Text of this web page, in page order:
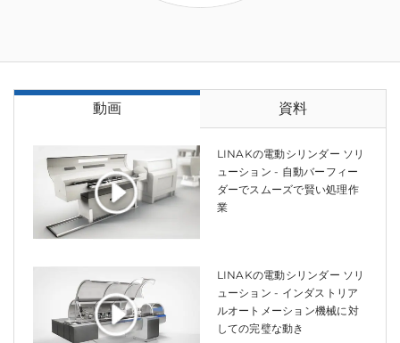
動画 資料
LINAKの電動シリンダー ソリ
ューション - 自動バーフィー
ダーでスムーズで賢い処理作
業
LINAKの電動シリンダー ソリ
ューション - インダストリア
ルオートメーション機械に対
しての完璧な動き